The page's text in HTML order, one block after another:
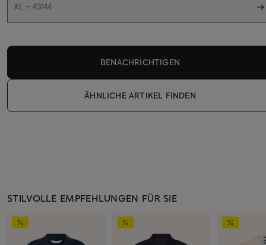
XL = 43/44
BENACHRICHTIGEN
ÄHNLICHE ARTIKEL FINDEN
STILVOLLE EMPFEHLUNGEN FÜR SIE